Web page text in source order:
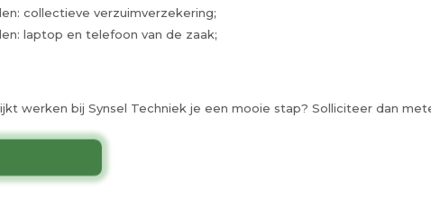
collectieve verzuimverzekering;
laptop en telefoon van de zaak;
werken bij Synsel Techniek je een mooie stap? Solliciteer dan